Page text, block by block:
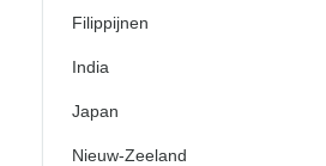
Filippijnen
India
Japan
Nieuw-Zeeland